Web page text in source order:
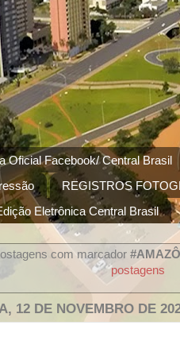
Oficial Facebook/ Central Brasil
REGISTROS
Eletrônica Central Brasil
com marcador
postagens
12 DE NOVEMBRO DE